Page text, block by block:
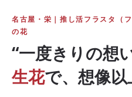
名古屋・栄｜推し活フラスタ（
の花
“一度きりの想い
生花で、想像以